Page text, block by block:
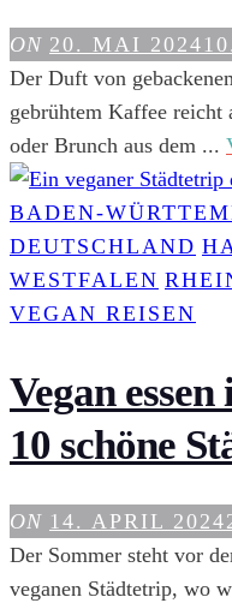
TEST
ON 20. MAI 2024
Der Duft von
gebrühtem Kaffee reicht
oder Brunch aus dem ...
BADEN-
DEUTSCHLAND
WESTFALEN
VEGAN REISEN
Vegan
10 schöne
ON 14. APRIL 2024
Der Sommer steht vor
veganen Städtetrip, wo